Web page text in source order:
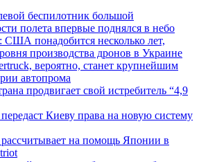
беспилотник большой
полета впервые поднялся в небо
понадобится несколько лет,
производства дронов в Украине
вероятно, станет крупнейшим
автопрома
продвигает свой истребитель “4,9
Киеву права на новую систему
рассчитывает на помощь Японии в